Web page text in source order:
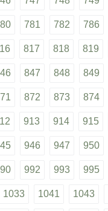
781 782 786
817 818 819
847 848 849
872 873 874
913 914 915
946 947 950
992 993 995
1033 1041 1043